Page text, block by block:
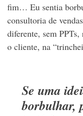
fim… Eu sentia
consultoria de
diferente, sem
o cliente, na
Se uma
borbulhar,